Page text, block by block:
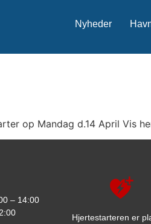
Nyheder
op Mandag d.14 April Vis
– 14:00
Hjertestarteren er